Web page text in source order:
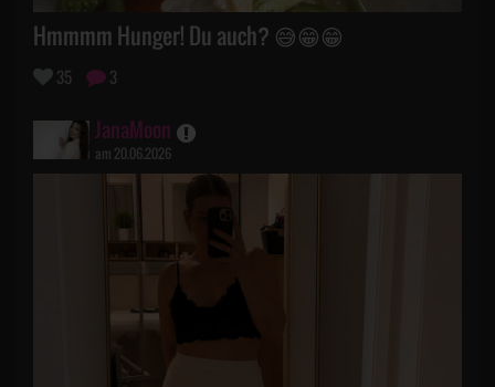
Hmmmm Hunger! Du auch? 😅😁😁
35 3
JanaMoon
am 20.06.2026